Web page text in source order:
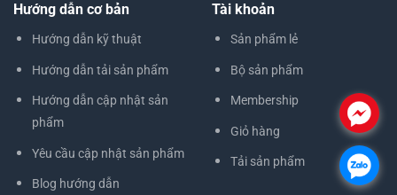
Hướng dẫn cơ bản
Hướng dẫn kỹ thuật
Hướng dẫn tải sản phẩm
Hướng dẫn cập nhật sản
phẩm
Yêu cầu cập nhật sản phẩm
Blog hướng dẫn
Tài khoản
Sản phẩm lẻ
Bộ sản phẩm
Membership
Giỏ hàng
Tải sản phẩm
.
.